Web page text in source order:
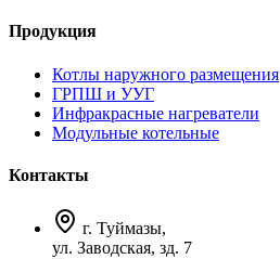
Продукция
Котлы наружного размещения
ГРПШ и УУГ
Инфракрасные нагреватели
Модульные котельные
Контакты
г. Туймазы,
ул. Заводская, зд. 7